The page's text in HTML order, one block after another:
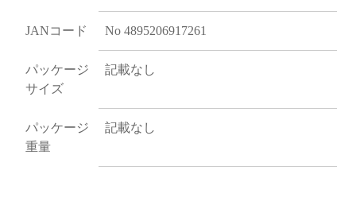
JANコード No 4895206917261
パッケージ
サイズ
記載なし
パッケージ
重量
記載なし